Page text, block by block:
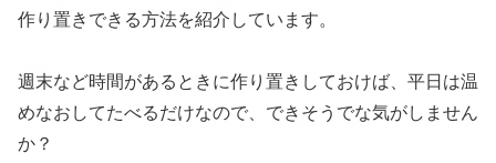
作り置きできる方法を紹介しています。
週末など時間があるときに作り置きしておけば、平日は温
めなおしてたべるだけなので、できそうでな気がしません
か？